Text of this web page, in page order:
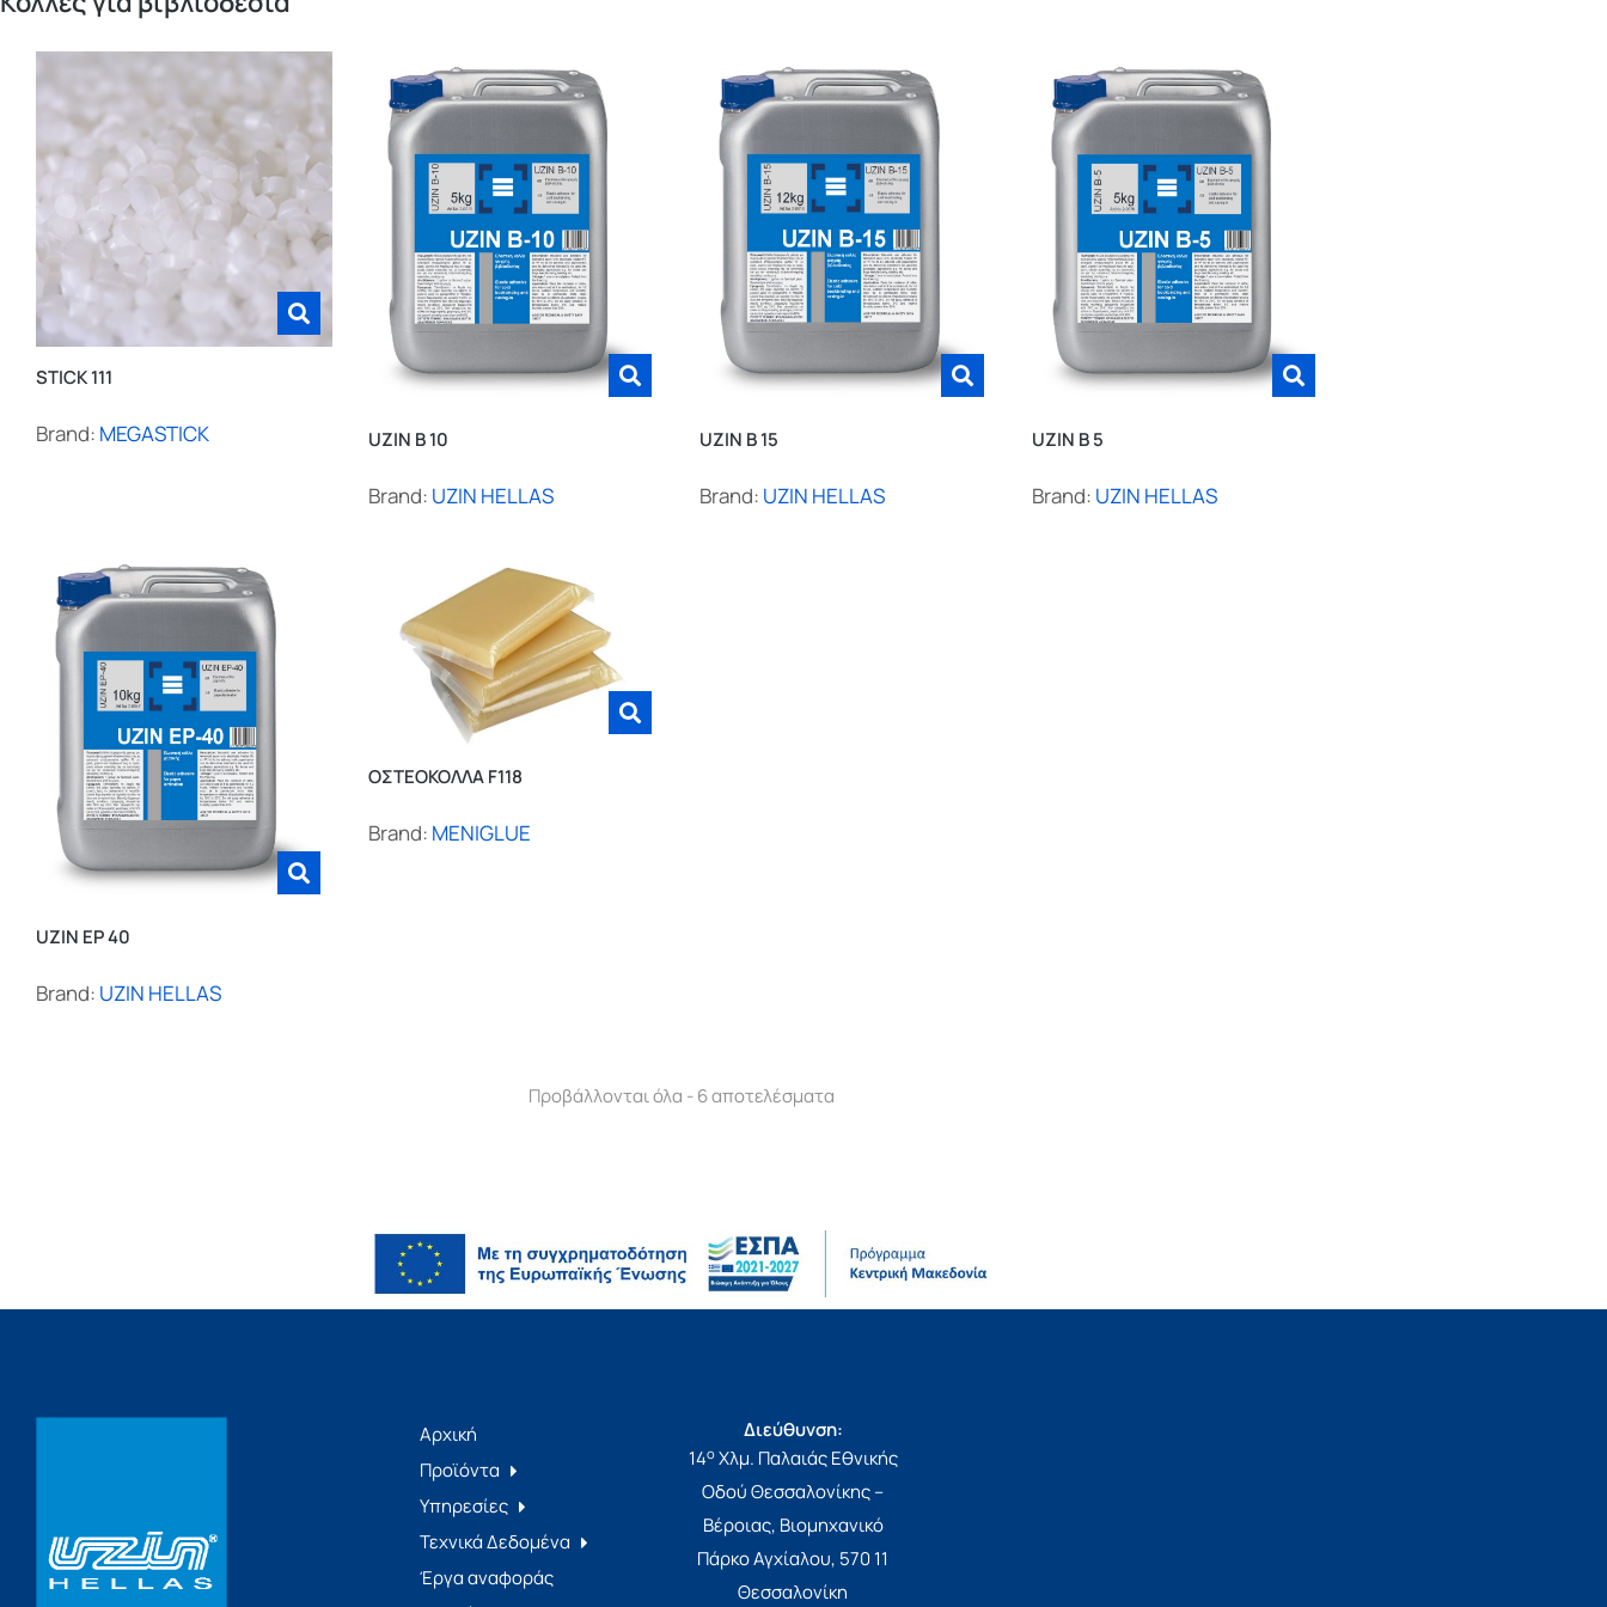
STICK 111
Brand: MEGASTICK UZIN B 10
Brand: UZIN HELLAS
UZIN B 15
Brand: UZIN HELLAS
UZIN B 5
Brand: UZIN HELLAS
UZIN EP 40
Brand: UZIN HELLAS
ΟΣΤΕΟΚΟΛΛΑ F118
Brand: MENIGLUE
Προβάλλονται όλα - 6 αποτελέσματα
Αρχική
Προϊόντα
Υπηρεσίες
Τεχνικά Δεδομένα
Έργα αναφοράς
Διεύθυνση:
14οΧλμ. Παλαιάς Εθνικής
Οδού Θεσσαλονίκης –
Βέροιας, Βιομηχανικό
Πάρκο Αγχίαλου, 570 11
Θεσσαλονίκη